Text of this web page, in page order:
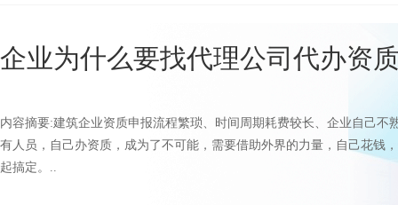
企业为什么要找代理公司代办资
内容摘要:建筑企业资质申报流程繁琐、时间周期耗费较长、企业自己不
有人员，自己办资质，成为了不可能，需要借助外界的力量，自己花钱
起搞定。..